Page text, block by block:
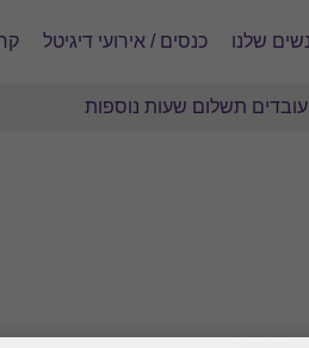
שלנו כנסים / אירועי דיגיטל
תשלום שעות נוספות